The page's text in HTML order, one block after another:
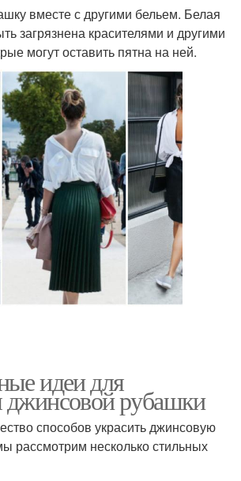
вместе с другими бельем. Белая
загрязнена красителями и другими
могут оставить пятна на ней.
идеи для
рубашки
способов украсить джинсовую
рассмотрим несколько стильных